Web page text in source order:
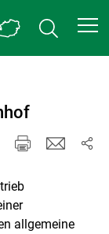
allgemeine